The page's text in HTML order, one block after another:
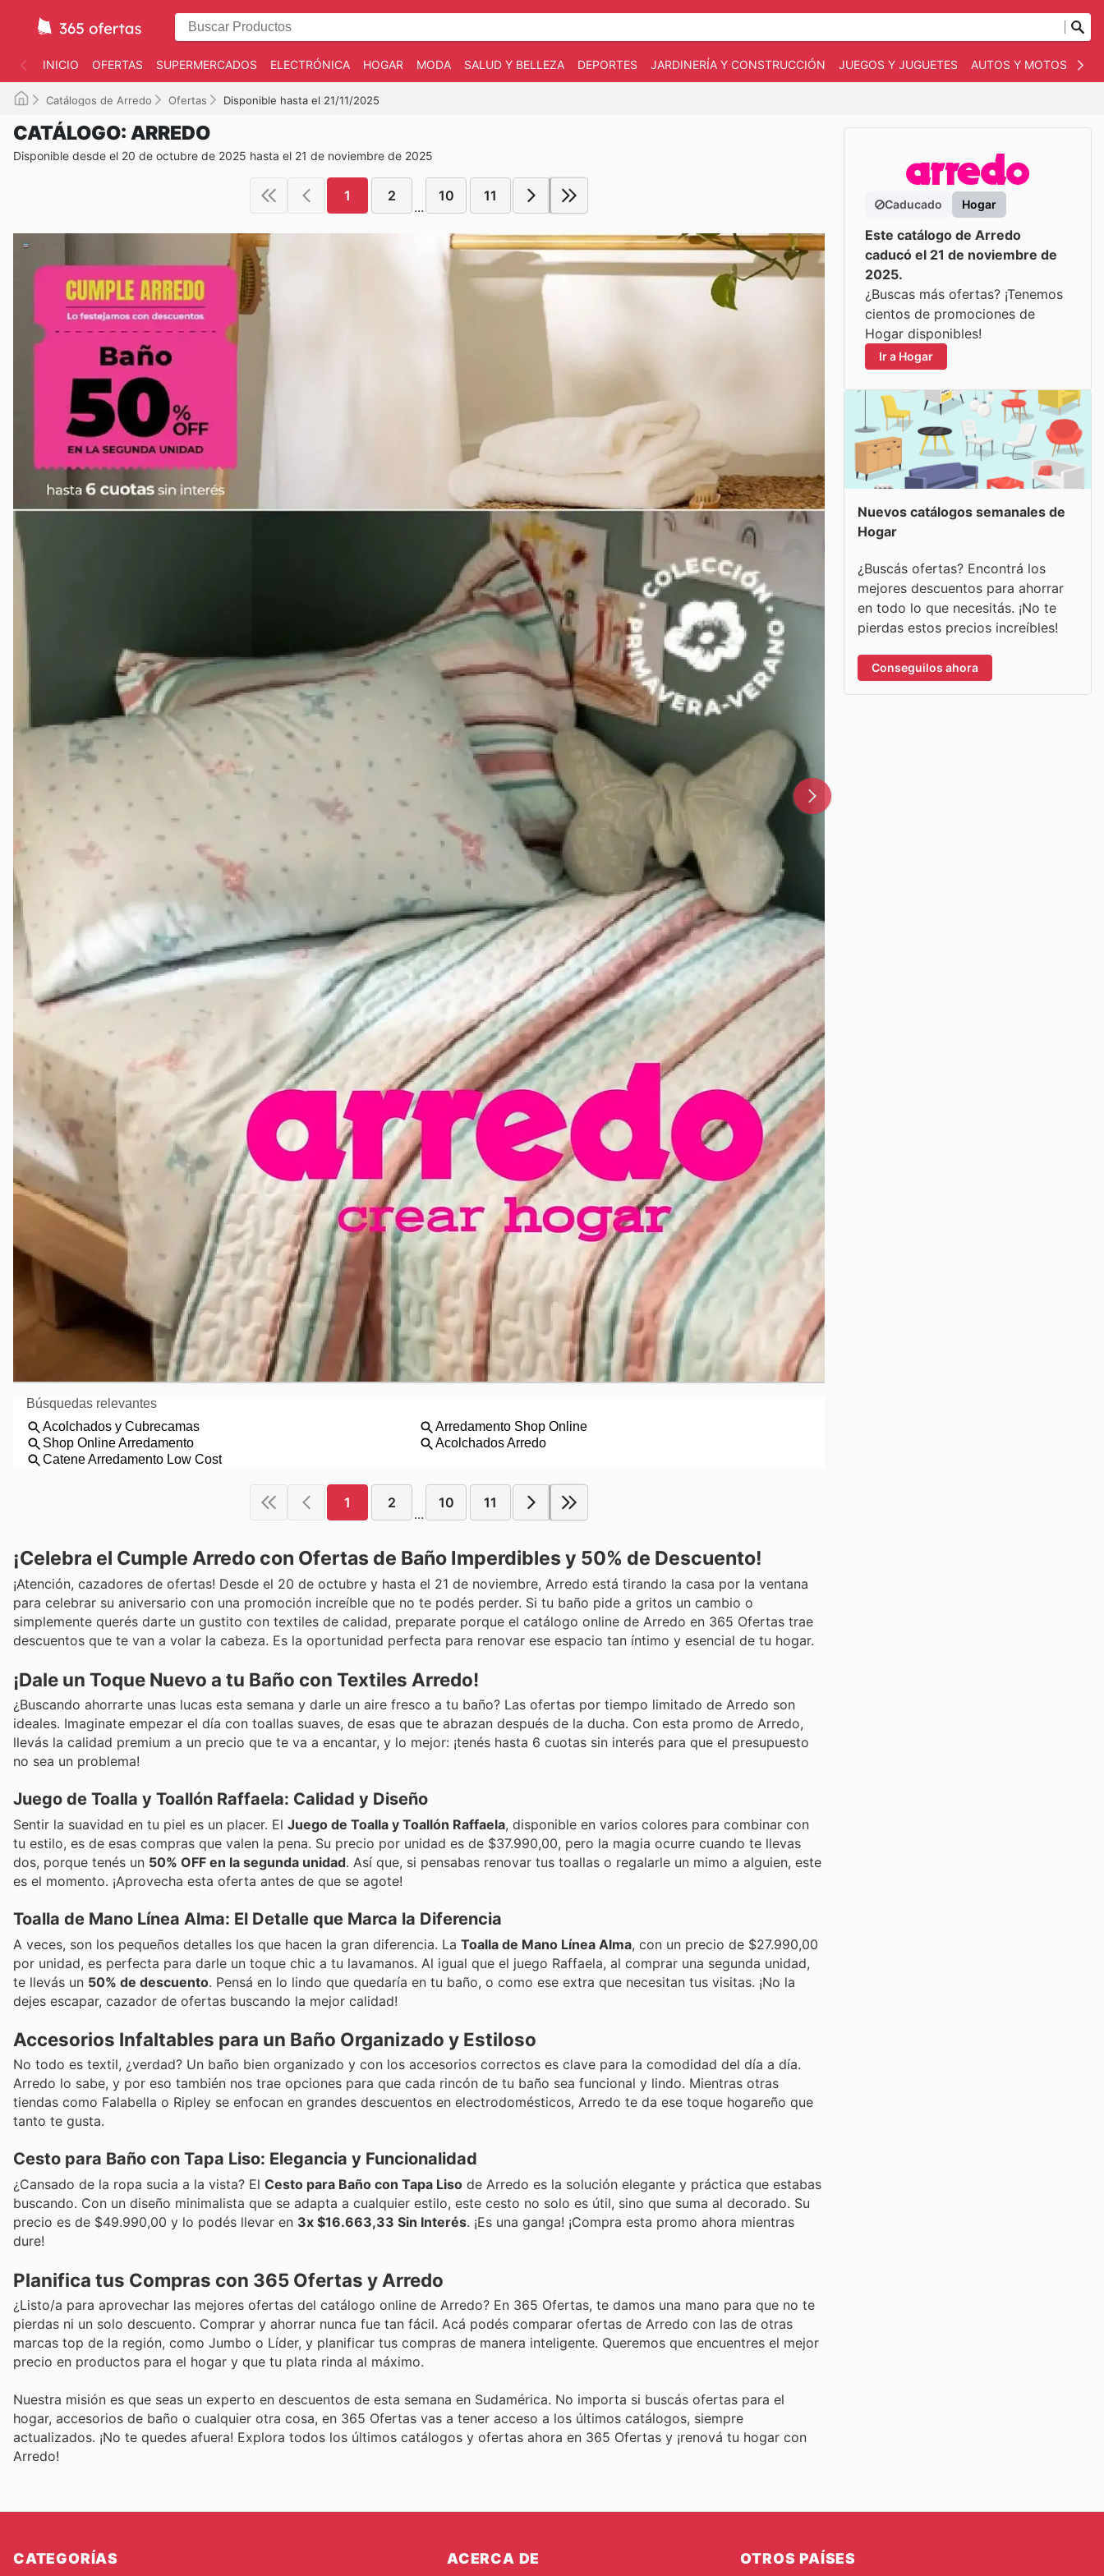
INICIO OFERTAS SUPERMERCADOS ELECTRÓNICA HOGAR MODA SALUD Y BELLEZA DEPORTES JARDINERÍA Y CONSTRUCCIÓN JUEGOS Y JUGUETES AUTOS Y MOTOS
Catálogos de Arredo Ofertas Disponible hasta el 21/11/2025
CATÁLOGO: ARREDO
Disponible desde el 20 de octubre de 2025 hasta el 21 de noviembre de 2025
1 2
...
10 11
1 2
...
10 11
¡Celebra el Cumple Arredo con Ofertas de Baño Imperdibles y 50% de Descuento!
¡Atención, cazadores de ofertas! Desde el 20 de octubre y hasta el 21 de noviembre, Arredo está tirando la casa por la ventana
para celebrar su aniversario con una promoción increíble que no te podés perder. Si tu baño pide a gritos un cambio o
simplemente querés darte un gustito con textiles de calidad, preparate porque el catálogo online de Arredo en 365 Ofertas trae
descuentos que te van a volar la cabeza. Es la oportunidad perfecta para renovar ese espacio tan íntimo y esencial de tu hogar.
¡Dale un Toque Nuevo a tu Baño con Textiles Arredo!
¿Buscando ahorrarte unas lucas esta semana y darle un aire fresco a tu baño? Las ofertas por tiempo limitado de Arredo son
ideales. Imaginate empezar el día con toallas suaves, de esas que te abrazan después de la ducha. Con esta promo de Arredo,
llevás la calidad premium a un precio que te va a encantar, y lo mejor: ¡tenés hasta 6 cuotas sin interés para que el presupuesto
no sea un problema!
Juego de Toalla y Toallón Raffaela: Calidad y Diseño
Sentir la suavidad en tu piel es un placer. El Juego de Toalla y Toallón Raffaela, disponible en varios colores para combinar con
tu estilo, es de esas compras que valen la pena. Su precio por unidad es de $37.990,00, pero la magia ocurre cuando te llevas
dos, porque tenés un 50% OFF en la segunda unidad. Así que, si pensabas renovar tus toallas o regalarle un mimo a alguien, este
es el momento. ¡Aprovecha esta oferta antes de que se agote!
Toalla de Mano Línea Alma: El Detalle que Marca la Diferencia
A veces, son los pequeños detalles los que hacen la gran diferencia. La Toalla de Mano Línea Alma, con un precio de $27.990,00
por unidad, es perfecta para darle un toque chic a tu lavamanos. Al igual que el juego Raffaela, al comprar una segunda unidad,
te llevás un 50% de descuento. Pensá en lo lindo que quedaría en tu baño, o como ese extra que necesitan tus visitas. ¡No la
dejes escapar, cazador de ofertas buscando la mejor calidad!
Accesorios Infaltables para un Baño Organizado y Estiloso
No todo es textil, ¿verdad? Un baño bien organizado y con los accesorios correctos es clave para la comodidad del día a día.
Arredo lo sabe, y por eso también nos trae opciones para que cada rincón de tu baño sea funcional y lindo. Mientras otras
tiendas como Falabella o Ripley se enfocan en grandes descuentos en electrodomésticos, Arredo te da ese toque hogareño que
tanto te gusta.
Cesto para Baño con Tapa Liso: Elegancia y Funcionalidad
¿Cansado de la ropa sucia a la vista? El Cesto para Baño con Tapa Liso de Arredo es la solución elegante y práctica que estabas
buscando. Con un diseño minimalista que se adapta a cualquier estilo, este cesto no solo es útil, sino que suma al decorado. Su
precio es de $49.990,00 y lo podés llevar en 3x $16.663,33 Sin Interés. ¡Es una ganga! ¡Compra esta promo ahora mientras
dure!
Planifica tus Compras con 365 Ofertas y Arredo
¿Listo/a para aprovechar las mejores ofertas del catálogo online de Arredo? En 365 Ofertas, te damos una mano para que no te
pierdas ni un solo descuento. Comprar y ahorrar nunca fue tan fácil. Acá podés comparar ofertas de Arredo con las de otras
marcas top de la región, como Jumbo o Líder, y planificar tus compras de manera inteligente. Queremos que encuentres el mejor
precio en productos para el hogar y que tu plata rinda al máximo.
Nuestra misión es que seas un experto en descuentos de esta semana en Sudamérica. No importa si buscás ofertas para el
hogar, accesorios de baño o cualquier otra cosa, en 365 Ofertas vas a tener acceso a los últimos catálogos, siempre
actualizados. ¡No te quedes afuera! Explora todos los últimos catálogos y ofertas ahora en 365 Ofertas y ¡renová tu hogar con
Arredo!
Caducado Hogar
Este catálogo de Arredo
caducó el 21 de noviembre de
2025.
¿Buscas más ofertas? ¡Tenemos
cientos de promociones de
Hogar disponibles!
Ir a Hogar
Nuevos catálogos semanales de
Hogar
¿Buscás ofertas? Encontrá los
mejores descuentos para ahorrar
en todo lo que necesitás. ¡No te
pierdas estos precios increíbles!
Conseguilos ahora
CATEGORÍAS ACERCA DE OTROS PAÍSES